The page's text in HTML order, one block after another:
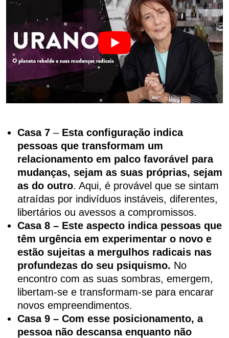
Casa 7 – Esta configuração indica
pessoas que transformam um
relacionamento em palco favorável para
mudanças, sejam as suas próprias, sejam
as do outro. Aqui, é provável que se sintam
atraídas por indivíduos instáveis, diferentes,
libertários ou avessos a compromissos.
Casa 8 – Este aspecto indica pessoas que
têm urgência em experimentar o novo e
estão sujeitas a mergulhos radicais nas
profundezas do seu psiquismo. No
encontro com as suas sombras, emergem,
libertam-se e transformam-se para encarar
novos empreendimentos.
Casa 9 – Com esse posicionamento, a
pessoa não descansa enquanto não